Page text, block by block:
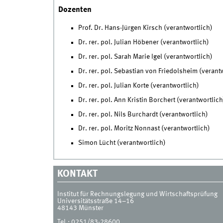
Dozenten
Prof. Dr. Hans-Jürgen Kirsch (verantwortlich)
Dr. rer. pol. Julian Höbener (verantwortlich)
Dr. rer. pol. Sarah Marie Igel (verantwortlich)
Dr. rer. pol. Sebastian von Friedolsheim
Dr. rer. pol. Julian Korte (verantwortlich)
Dr. rer. pol. Ann Kristin Borchert
Dr. rer. pol. Nils Burchardt (verantwortlich)
Dr. rer. pol. Moritz Nonnast (verantwortlich)
Simon Lücht (verantwortlich)
KONTAKT
Institut für Rechnungslegung und Wirtschaftsprüfung
Universitätsstraße 14–16
48143 Münster